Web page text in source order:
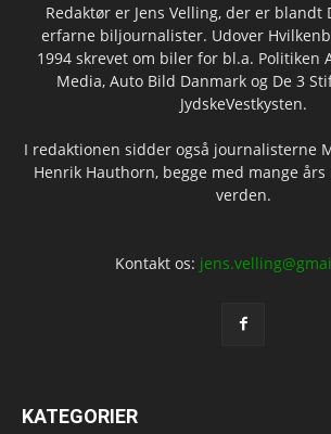
Redaktør er Jens Velling, der er blandt
erfarne biljournalister. Udover
1994 skrevet om biler for bl.a. Politiken
Media, Auto Bild Danmark og De 3
JydskeVestkysten.
I redaktionen sidder også journalisterne
Henrik Hauthorn, begge med mange
verden.
Kontakt os:
KATEGORIER